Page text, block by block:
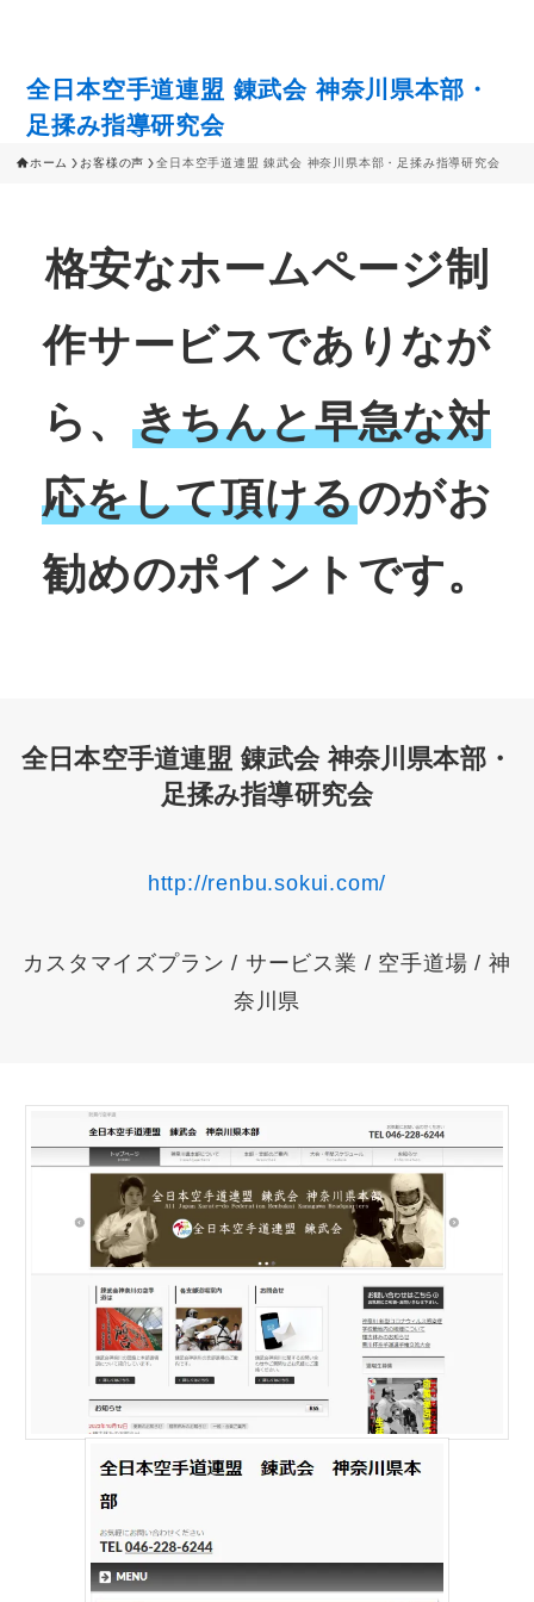
全日本空手道連盟 錬武会 神奈川県本部・
足揉み指導研究会
ホーム お客様の声 全日本空手道連盟 錬武会 神奈川県本部・足揉み指導研究会
格安なホームページ制
作サービスでありなが
ら、 きちんと早急な対
応をして頂けるのがお
勧めのポイントです。
全日本空手道連盟 錬武会 神奈川県本部・
足揉み指導研究会
http://renbu.sokui.com/
カスタマイズプラン / サービス業 / 空手道場 / 神
奈川県